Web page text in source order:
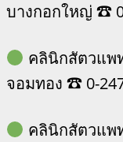
บางกอกใหญ่ ☎
คลินิกสัตวแพ
จอมทอง ☎ 0-
คลินิกสัตวแพ